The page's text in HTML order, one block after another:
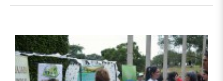
realizan
labores
de
mantenimiento
al